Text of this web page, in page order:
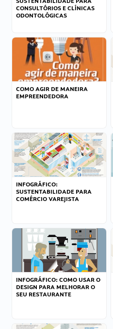
CONSULTÓRIOS E CLÍNICAS
ODONTOLÓGICAS
COMO AGIR DE MANEIRA
EMPREENDEDORA
INFOGRÁFICO:
SUSTENTABILIDADE PARA
COMÉRCIO VAREJISTA
INFOGRÁFICO: COMO USAR O
DESIGN PARA MELHORAR O
SEU RESTAURANTE